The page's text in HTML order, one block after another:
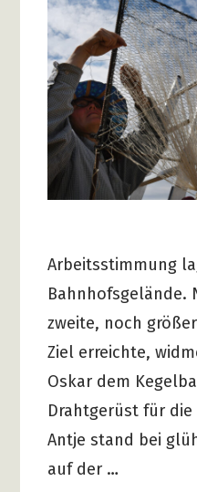
Arbeitsstimmung
Bahnhofsgelände.
zweite, noch
Ziel erreichte,
Oskar dem
Drahtgerüst für
Antje stand bei
auf der …